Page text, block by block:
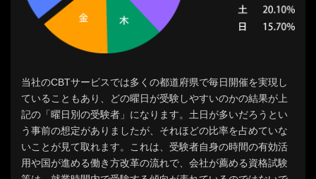
当社のCBTサービスでは多くの都道府県で毎日開催を実現し
ていることもあり、どの曜日が受験しやすいのかの結果が上
記の「曜日別の受験者」になります。土日が多いだろうとい
う事前の想定がありましたが、それほどの比率を占めていな
いことが見て取れます。これは、受験者自身の時間の有効活
用や国が進める働き方改革の流れで、会社が薦める資格試験